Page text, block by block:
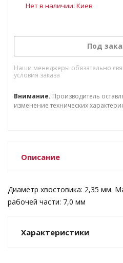
Нет в наличии: Киев
Под
Наши менеджеры обязательно
условия заказа
Внимание. Производитель
изменение технических
Описание
Диаметр хвостовика: 2,35 мм.
рабочей части: 7,0 мм
Характеристики